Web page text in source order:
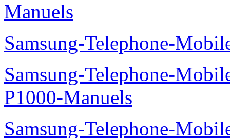
Manuels
Samsung-Telephone-
Samsung-Telephone-
P1000-Manuels
Samsung-Telephone-